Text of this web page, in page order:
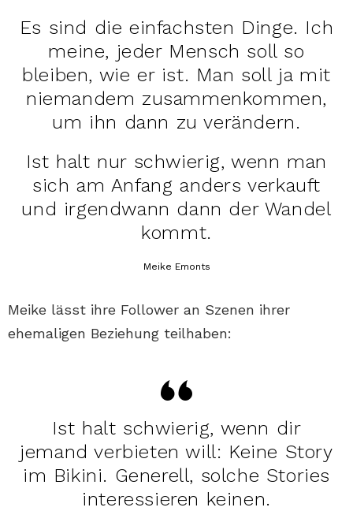
Es sind die einfachsten Dinge. Ich
meine, jeder Mensch soll so
bleiben, wie er ist. Man soll ja mit
niemandem zusammenkommen,
um ihn dann zu verändern.
Ist halt nur schwierig, wenn man
sich am Anfang anders verkauft
und irgendwann dann der Wandel
kommt.
Meike Emonts
Meike lässt ihre Follower an Szenen ihrer
ehemaligen Beziehung teilhaben:
Ist halt schwierig, wenn dir
jemand verbieten will: Keine Story
im Bikini. Generell, solche Stories
interessieren keinen.